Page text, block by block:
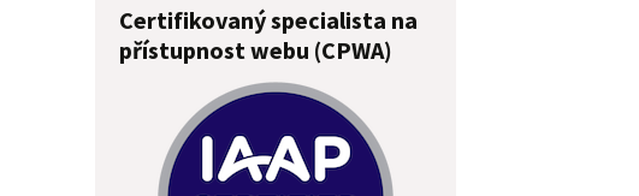
Certifikovaný specialista na
přístupnost webu (CPWA)